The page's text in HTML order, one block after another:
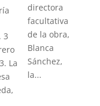
3
La
directora
facultativa
de la obra,
Blanca
Sánchez,
la...